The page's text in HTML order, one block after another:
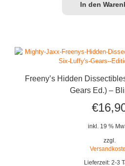
In den
Freeny’s Hidden
Gears Ed.) –
€
inkl. 19 %
zzgl.
Lieferzeit: 2-3